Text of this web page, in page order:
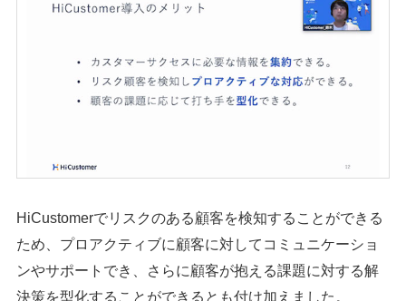
HiCustomerでリスクのある顧客を検知することができる
ため、プロアクティブに顧客に対してコミュニケーショ
ンやサポートでき、さらに顧客が抱える課題に対する解
決策を型化することができるとも付け加えました。
シェア 投稿